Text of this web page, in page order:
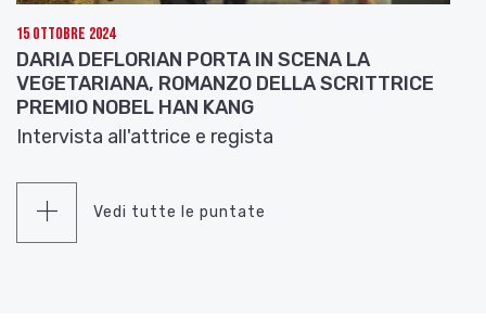
15 Ottobre 2024
DARIA DEFLORIAN PORTA IN SCENA LA
VEGETARIANA, ROMANZO DELLA SCRITTRICE
PREMIO NOBEL HAN KANG
Intervista all'attrice e regista
Vedi tutte le puntate